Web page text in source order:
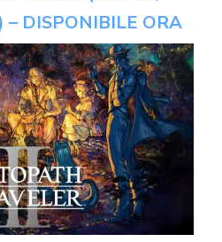
– DISPONIBILE ORA